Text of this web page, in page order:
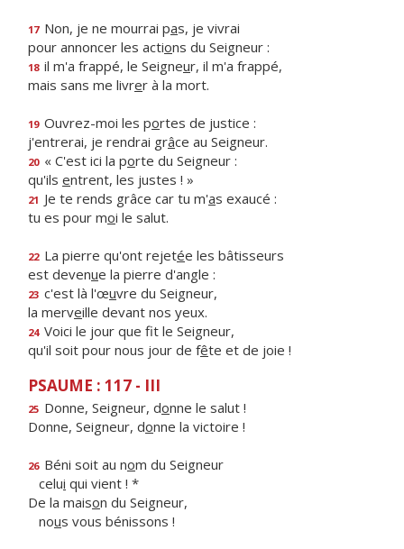
17 Non, je ne mourrai pas, je vivrai
pour annoncer les actions du Seigneur :
18 il m'a frappé, le Seigneur, il m'a frappé,
mais sans me livrer à la mort.
19 Ouvrez-moi les portes de justice :
j'entrerai, je rendrai grâce au Seigneur.
20 « C'est ici la porte du Seigneur :
qu'ils entrent, les justes ! »
21 Je te rends grâce car tu m'as exaucé :
tu es pour moi le salut.
22 La pierre qu'ont rejetée les bâtisseurs
est devenue la pierre d'angle :
23 c'est là l'œuvre du Seigneur,
la merveille devant nos yeux.
24 Voici le jour que ft le Seigneur,
qu'il soit pour nous jour de fête et de joie !
PSAUME : 117 - III
25 Donne, Seigneur, donne le salut !
Donne, Seigneur, donne la victoire !
26 Béni soit au nom du Seigneur
celui qui vient ! *
De la maison du Seigneur,
nous vous bénissons !